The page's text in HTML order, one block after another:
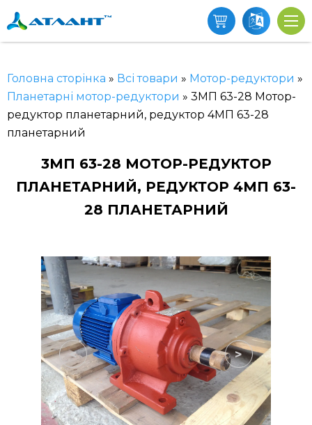
Головна сторінка » Всі товари » Мотор-редуктори »
Планетарні мотор-редуктори » 3МП 63-28 Мотор-
редуктор планетарний, редуктор 4МП 63-28
планетарний
3МП 63-28 МОТОР-РЕДУКТОР
ПЛАНЕТАРНИЙ, РЕДУКТОР 4МП 63-
28 ПЛАНЕТАРНИЙ
< >